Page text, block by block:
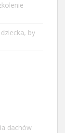
by
dachów